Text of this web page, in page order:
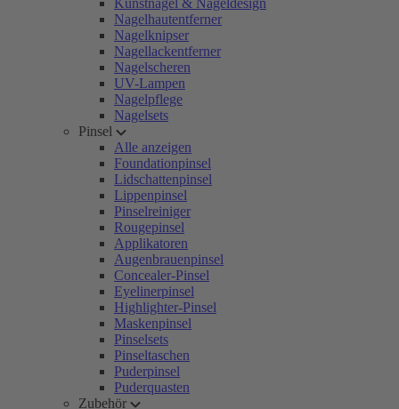
Kunstnägel & Nageldesign
Nagelhautentferner
Nagelknipser
Nagellackentferner
Nagelscheren
UV-Lampen
Nagelpflege
Nagelsets
Pinsel
Alle anzeigen
Foundationpinsel
Lidschattenpinsel
Lippenpinsel
Pinselreiniger
Rougepinsel
Applikatoren
Augenbrauenpinsel
Concealer-Pinsel
Eyelinerpinsel
Highlighter-Pinsel
Maskenpinsel
Pinselsets
Pinseltaschen
Puderpinsel
Puderquasten
Zubehör